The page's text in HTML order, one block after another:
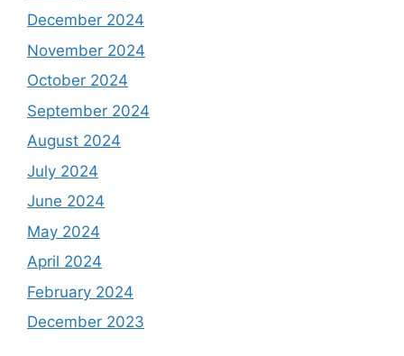
December 2024
November 2024
October 2024
September 2024
August 2024
July 2024
June 2024
May 2024
April 2024
February 2024
December 2023